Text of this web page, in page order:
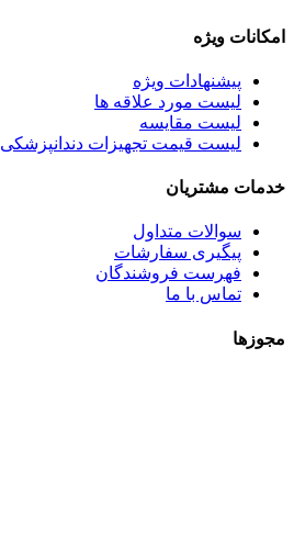
امکانات ویژه
پیشنهادات ویژه
لیست مورد علاقه ها
لیست مقایسه
لیست قیمت تجهیزات دندانپزشکی
خدمات مشتریان
سوالات متداول
پیگیری سفارشات
فهرست فروشندگان
تماس با ما
مجوزها